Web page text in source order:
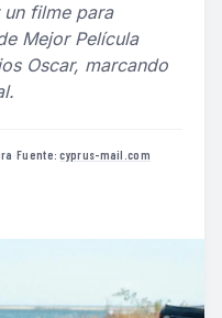
filme para
Mejor Película
Oscar, marcando
·Fuente:cyprus-mail.com